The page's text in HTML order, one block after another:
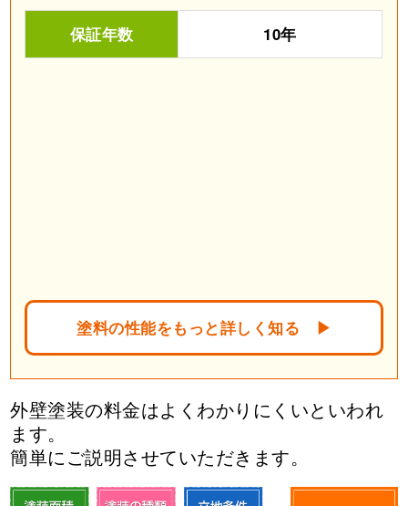
保証年数 10年
塗料の性能をもっと詳しく知る ▶︎
外壁塗装の料金はよくわかりにくいといわれ
ます。
簡単にご説明させていただきます。